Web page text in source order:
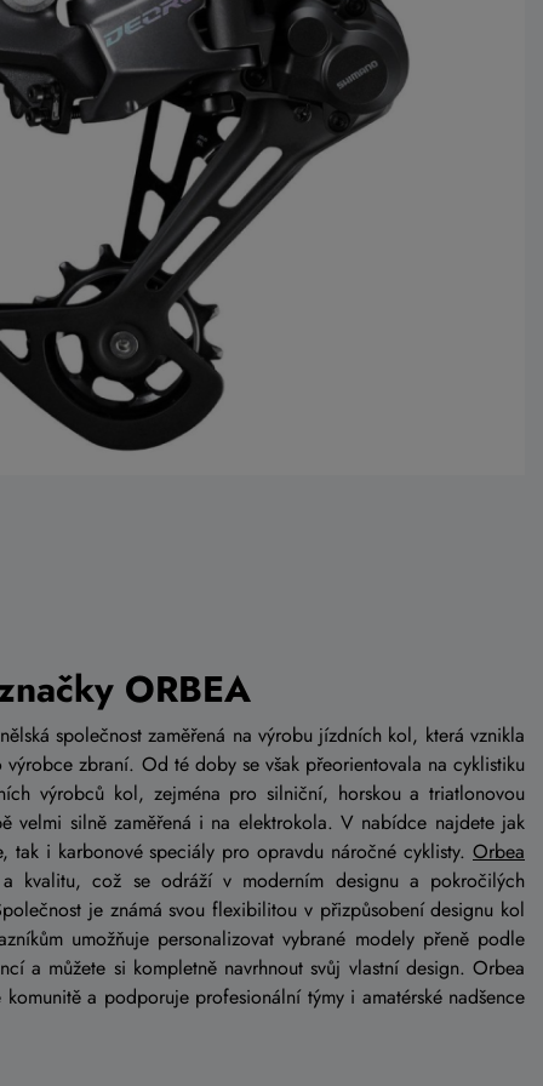
ORBEA
společnost zaměřená na výrobu jízdních kol, která vznikla
zbraní. Od té doby se však přeorientovala na cyklistiku
výrobců kol, zejména pro silniční, horskou a triatlonovou
velmi silně zaměřená i na elektrokola. V nabídce najdete jak
tak i karbonové speciály pro opravdu náročné cyklisty. Orbea
kvalitu, což se odráží v moderním designu a pokročilých
je známá svou flexibilitou v přizpůsobení designu kol
umožňuje personalizovat vybrané modely přeně podle
a můžete si kompletně navrhnout svůj vlastní design. Orbea
a podporuje profesionální týmy i amatérské nadšence